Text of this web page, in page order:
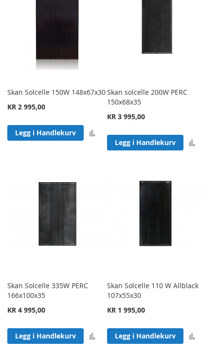
Skan Solcelle 150W 148x67x30
KR 2 995,00
Legg i Handlekurv
Skan solcelle 200W PERC
150x68x35
KR 3 995,00
Legg i Handlekurv
Skan Solcelle 335W PERC
166x100x35
KR 4 995,00
Legg i Handlekurv Legg til sammenligning
Skan Solcelle 110 W Allblack
107x55x30
KR 1 995,00
Legg i Handlekurv